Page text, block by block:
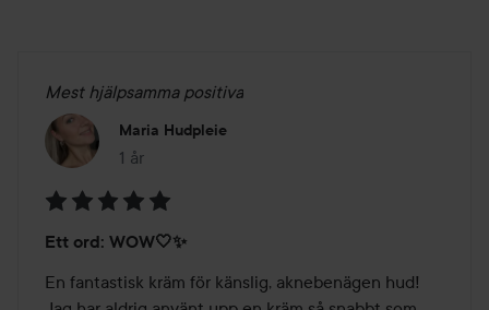
Mest hjälpsamma positiva
Maria Hudpleie
1 år
Inlägget skapades 1 år
5
av
5
Ett ord: WOW🤍✨
En fantastisk kräm för känslig, aknebenägen hud!